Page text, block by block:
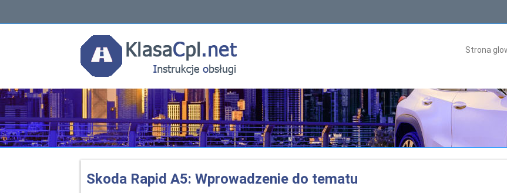
Strona
Skoda Rapid A5: Wprowadzenie do tematu